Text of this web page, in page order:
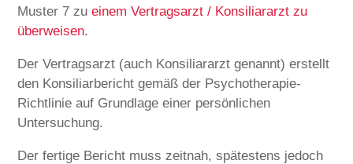
Muster 7 zueinem Vertragsarzt / Konsiliararzt zu
überweisen.
Der Vertragsarzt (auch Konsiliararzt genannt) erstellt
den Konsiliarbericht gemäß der Psychotherapie-
Richtlinie auf Grundlage einer persönlichen
Untersuchung.
Der fertige Bericht muss zeitnah, spätestens jedoch